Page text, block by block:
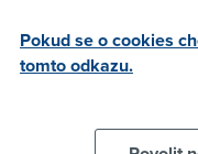
virtuální stroje,
nejsou ničím novým a
umožňují spouštět
Pokud se o cookies
tomto odkazu.